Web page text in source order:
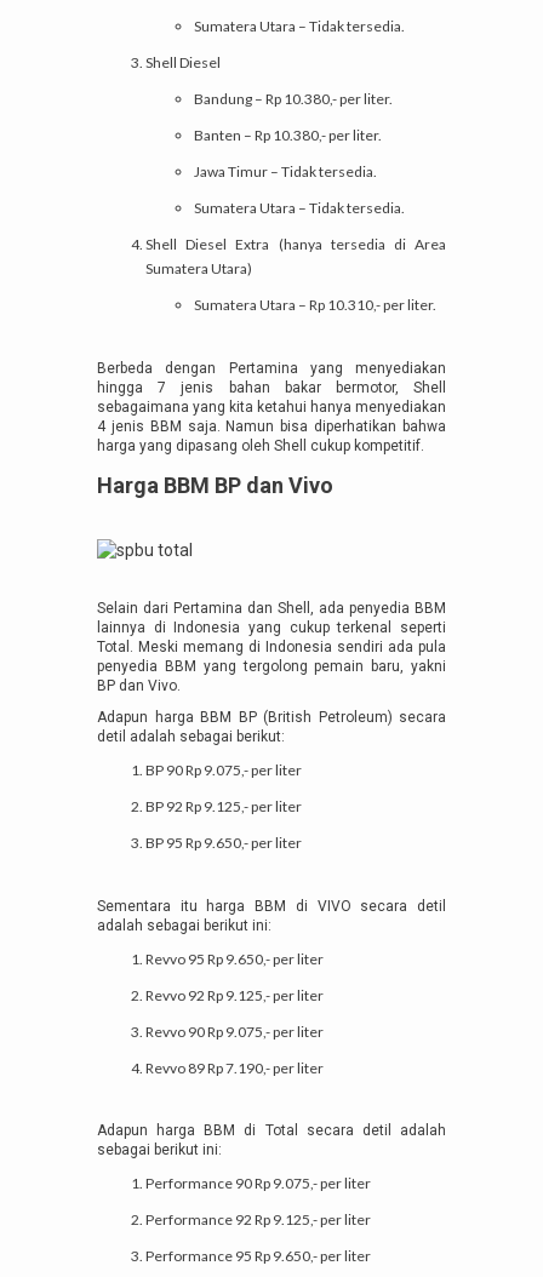
Sumatera Utara – Tidak tersedia.
Shell Diesel
Bandung – Rp 10.380,- per liter.
Banten – Rp 10.380,- per liter.
Jawa Timur – Tidak tersedia.
Sumatera Utara – Tidak tersedia.
Shell Diesel Extra (hanya tersedia di Area
Sumatera Utara)
Sumatera Utara – Rp 10.310,- per liter.
Berbeda dengan Pertamina yang menyediakan
hingga 7 jenis bahan bakar bermotor, Shell
sebagaimana yang kita ketahui hanya menyediakan
4 jenis BBM saja. Namun bisa diperhatikan bahwa
harga yang dipasang oleh Shell cukup kompetitif.
Harga BBM BP dan Vivo
Selain dari Pertamina dan Shell, ada penyedia BBM
lainnya di Indonesia yang cukup terkenal seperti
Total. Meski memang di Indonesia sendiri ada pula
penyedia BBM yang tergolong pemain baru, yakni
BP dan Vivo.
Adapun harga BBM BP (British Petroleum) secara
detil adalah sebagai berikut:
BP 90 Rp 9.075,- per liter
BP 92 Rp 9.125,- per liter
BP 95 Rp 9.650,- per liter
Sementara itu harga BBM di VIVO secara detil
adalah sebagai berikut ini:
Revvo 95 Rp 9.650,- per liter
Revvo 92 Rp 9.125,- per liter
Revvo 90 Rp 9.075,- per liter
Revvo 89 Rp 7.190,- per liter
Adapun harga BBM di Total secara detil adalah
sebagai berikut ini:
Performance 90 Rp 9.075,- per liter
Performance 92 Rp 9.125,- per liter
Performance 95 Rp 9.650,- per liter